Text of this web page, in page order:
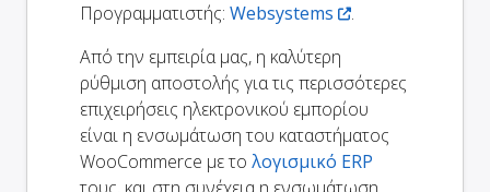
Προγραμματιστής: Websystems
.
Από την εμπειρία μας, η καλύτερη
ρύθμιση αποστολής για τις περισσότερες
επιχειρήσεις ηλεκτρονικού εμπορίου
είναι η ενσωμάτωση του καταστήματος
WooCommerce με το λογισμικό ERP